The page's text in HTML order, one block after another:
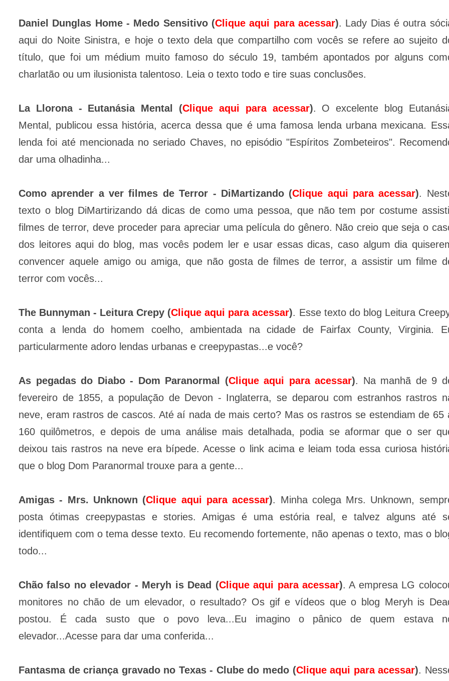
Daniel Dunglas Home - Medo Sensitivo (Clique aqui para acessar). Lady Dias é outra
aqui do Noite Sinistra, e hoje o texto dela que compartilho com vocês se refere ao sujeito
título, que foi um médium muito famoso do século 19, também apontados por alguns
charlatão ou um ilusionista talentoso. Leia o texto todo e tire suas conclusões.
La Llorona - Eutanásia Mental (Clique aqui para acessar). O excelente blog
Mental, publicou essa história, acerca dessa que é uma famosa lenda urbana mexicana.
lenda foi até mencionada no seriado Chaves, no episódio "Espíritos Zombeteiros".
dar uma olhadinha...
Como aprender a ver filmes de Terror - DiMartizando (Clique aqui para acessar).
texto o blog DiMartirizando dá dicas de como uma pessoa, que não tem por costume
filmes de terror, deve proceder para apreciar uma película do gênero. Não creio que seja o
dos leitores aqui do blog, mas vocês podem ler e usar essas dicas, caso algum dia
convencer aquele amigo ou amiga, que não gosta de filmes de terror, a assistir um filme
terror com vocês...
The Bunnyman - Leitura Crepy (Clique aqui para acessar). Esse texto do blog Leitura
conta a lenda do homem coelho, ambientada na cidade de Fairfax County, Virginia.
particularmente adoro lendas urbanas e creepypastas...e você?
As pegadas do Diabo - Dom Paranormal (Clique aqui para acessar). Na manhã de 9
fevereiro de 1855, a população de Devon - Inglaterra, se deparou com estranhos rastros
neve, eram rastros de cascos. Até aí nada de mais certo? Mas os rastros se estendiam de 65
160 quilômetros, e depois de uma análise mais detalhada, podia se aformar que o ser
deixou tais rastros na neve era bípede. Acesse o link acima e leiam toda essa curiosa
que o blog Dom Paranormal trouxe para a gente...
Amigas - Mrs. Unknown (Clique aqui para acessar). Minha colega Mrs. Unknown,
posta ótimas creepypastas e stories. Amigas é uma estória real, e talvez alguns até
identifiquem com o tema desse texto. Eu recomendo fortemente, não apenas o texto, mas o
todo...
Chão falso no elevador - Meryh is Dead (Clique aqui para acessar). A empresa LG
monitores no chão de um elevador, o resultado? Os gif e vídeos que o blog Meryh is
postou. É cada susto que o povo leva...Eu imagino o pânico de quem estava
elevador...Acesse para dar uma conferida...
Fantasma de criança gravado no Texas - Clube do medo (Clique aqui para acessar).